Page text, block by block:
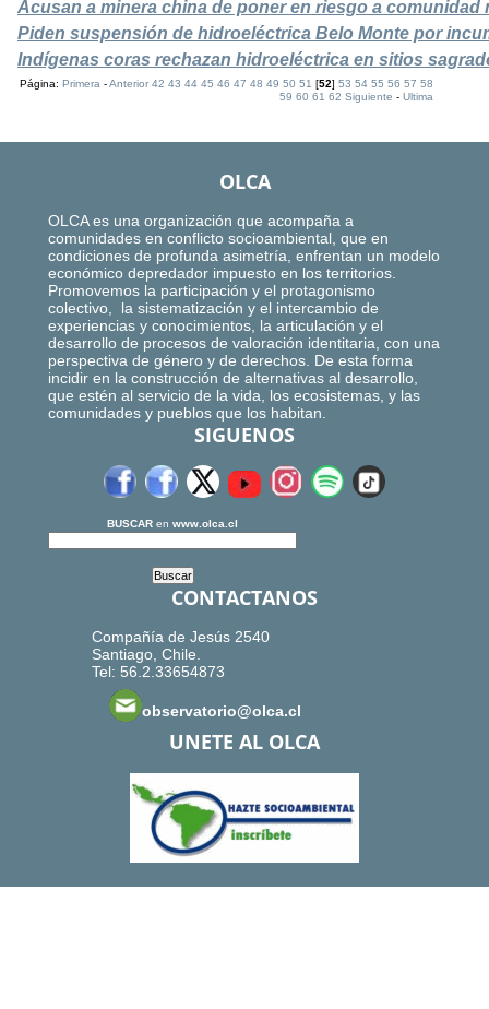
Acusan a minera china de poner en riesgo a comunidad
Piden suspensión de hidroeléctrica Belo Monte por
Indígenas coras rechazan hidroeléctrica en sitios
Página:Primera -Anterior 42 43 44 45 46 47 48 49 50 51 [52]53 54 55 56 57 58
59 60 61 62 Siguiente -Ultima
OLCA
OLCA es una organización que acompaña a
comunidades en conflicto socioambiental, que en
condiciones de profunda asimetría, enfrentan un modelo
económico depredador impuesto en los territorios.
Promovemos la participación y el protagonismo
colectivo, la sistematización y el intercambio de
experiencias y conocimientos, la articulación y el
desarrollo de procesos de valoración identitaria, con una
perspectiva de género y de derechos. De esta forma
incidir en la construcción de alternativas al desarrollo,
que estén al servicio de la vida, los ecosistemas, y las
comunidades y pueblos que los habitan.
SIGUENOS
BUSCAR en www.olca.cl
CONTACTANOS
Compañía de Jesús 2540
Santiago, Chile.
Tel: 56.2.33654873
observatorio@olca.cl
UNETE AL OLCA